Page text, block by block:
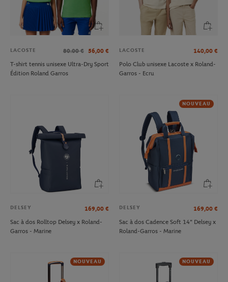
LACOSTE 80.00 € 56,00 €
T-shirt tennis unisexe Ultra-Dry Sport
Édition Roland Garros
LACOSTE 140,00 €
Polo Club unisexe Lacoste x Roland-
Garros - Ecru
DELSEY 169,00 €
Sac à dos Rolltop Delsey x Roland-
Garros - Marine
NOUVEAU
DELSEY 169,00 €
Sac à dos Cadence Soft 14" Delsey x
Roland-Garros - Marine
NOUVEAU NOUVEAU